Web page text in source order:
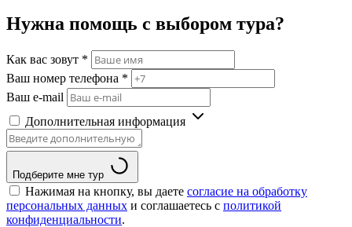
Нужна помощь с выбором тура?
Как вас зовут *
Ваш номер телефона *
Ваш e-mail
Дополнительная информация
Подберите мне тур
Нажимая на кнопку, вы даете согласие на обработку
персональных данных и соглашаетесь c политикой
конфиденциальности.